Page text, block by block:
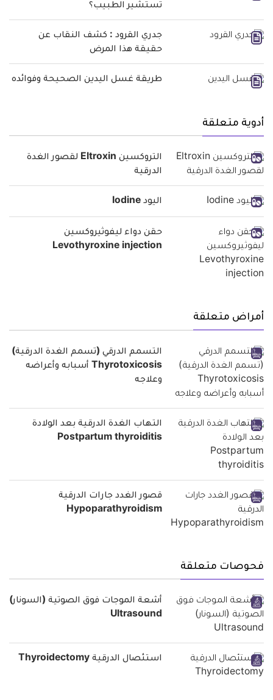
تستشير الطبيب؟
جدري القرود : كشف النقاب عن
حقيقة هذا المرض
طريقة غسل اليدين الصحيحة وفوائده
أدوية متعلقة
التروكسين Eltroxin لقصور الغدة
الدرقية
اليود Iodine
حقن دواء ليفوثيروكسين
Levothyroxine injection
أمراض متعلقة
التسمم الدرقي (تسمم الغدة الدرقية)
Thyrotoxicosis أسبابه وأعراضه
وعلاجه
التهاب الغدة الدرقية بعد الولادة
Postpartum thyroiditis
قصور الغدد جارات الدرقية
Hypoparathyroidism
فحوصات متعلقة
أشعة الموجات فوق الصوتية (السونار)
Ultrasound
استئصال الدرقية Thyroidectomy